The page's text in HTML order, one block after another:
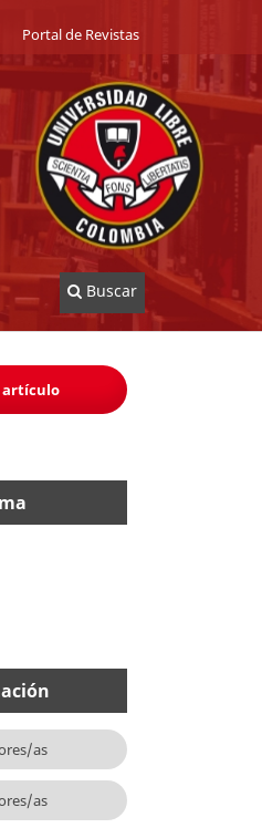
Buscar
Portal de Revistas
artículo
as
as